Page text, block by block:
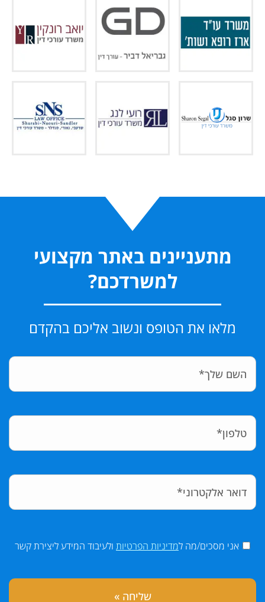
מתעניינים באתר מקצועי
למשרדכם?
מלאו את הטופס ונשוב אליכם בהקדם
אני מסכים/מה למדיניות הפרטיות ולעיבוד המידע ליצירת קשר